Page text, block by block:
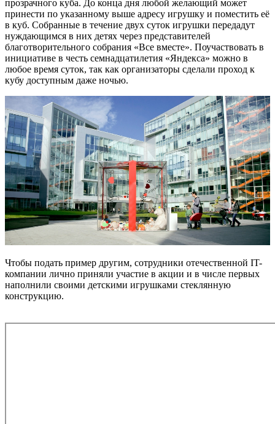
прозрачного куба. До конца дня любой желающий может
принести по указанному выше адресу игрушку и поместить её
в куб. Собранные в течение двух суток игрушки передадут
нуждающимся в них детях через представителей
благотворительного собрания «Все вместе». Поучаствовать в
инициативе в честь семнадцатилетия «Яндекса» можно в
любое время суток, так как организаторы сделали проход к
кубу доступным даже ночью.
Чтобы подать пример другим, сотрудники отечественной IT-
компании лично приняли участие в акции и в числе первых
наполнили своими детскими игрушками стеклянную
конструкцию.